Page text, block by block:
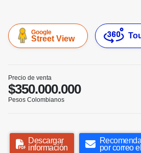
Google
Street View
Precio de venta
$350.000.000
Pesos Colombianos
Descargar
información
por correo